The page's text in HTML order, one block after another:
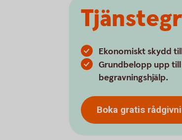
Ekonomiskt skydd
Grundbelopp upp
begravningshjälp.
Boka gratis